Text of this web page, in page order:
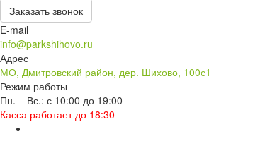
Заказать звонок
E-mail
info@parkshihovo.ru
Адрес
МО, Дмитровский район, дер. Шихово, 100с1
Режим работы
Пн. – Вс.: с 10:00 до 19:00
Касса работает до 18:30